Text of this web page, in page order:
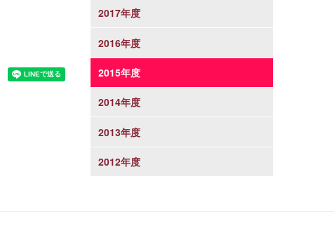
2017年度
2016年度
2015年度
2014年度
2013年度
2012年度